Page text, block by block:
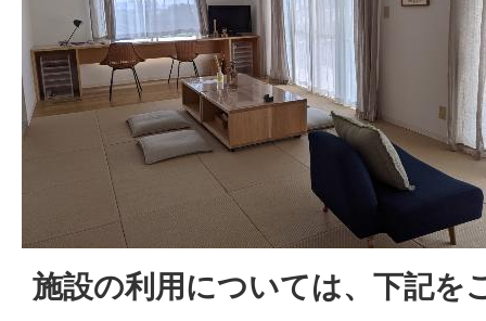
施設の利用については、下記を